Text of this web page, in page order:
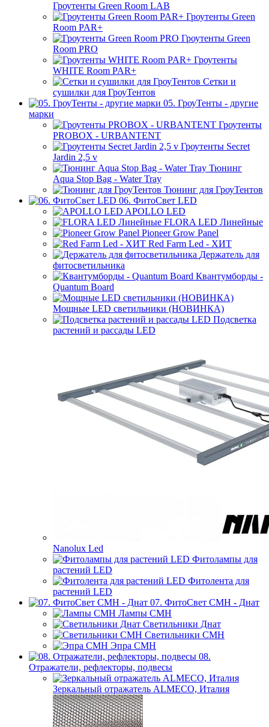
Гроутенты Green Room LAB
Гроутенты Green
Room PAR+
Гроутенты Green
Room PRO
Гроутенты
WHITE Room PAR+
Сетки и
сушилки для ГроуТентов
05. ГроуТенты - другие
марки
Гроутенты
PROBOX - URBANTENT
Гроутенты Secret
Jardin 2,5 v
Тюнинг
Aqua Stop Bag - Water Tray
Тюнинг для ГроуТентов
06. ФитоСвет LED
APOLLO LED
FLORA LED Линейные
Pioneer Grow Panel
Red Farm Led - ХИТ
Держатель для
фитосветильника
Квантумборды -
Quantum Board
Мощные LED светильники (НОВИНКА)
Подсветка
растений и рассады LED
Nanolux Led
Фитолампы для
растений LED
Фитолента для
растений LED
07. ФитоСвет CMH - Днат
Лампы СМН
Светильники Днат
Светильники СМН
Эпра СМН
08.
Отражатели, рефлекторы, подвесы
Зеркальный отражатель ALMECO, Италия